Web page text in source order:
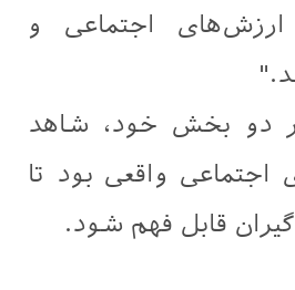
اجتماعی و
دو بخش خود، شاهد
اجتماعی واقعی بود تا
قابل فهم شود.